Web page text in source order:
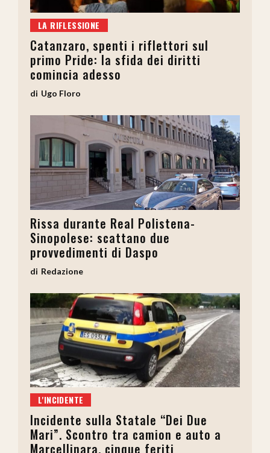
LA RIFLESSIONE
Catanzaro, spenti i riflettori sul
primo Pride: la sfida dei diritti
comincia adesso
Ugo Floro
Rissa durante Real Polistena-
Sinopolese: scattano due
provvedimenti di Daspo
Redazione
L'INCIDENTE
Incidente sulla Statale “Dei Due
Mari”. Scontro tra camion e auto a
Marcellinara, cinque feriti